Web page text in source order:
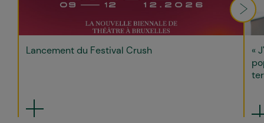
Lancement du Festival Crush
«